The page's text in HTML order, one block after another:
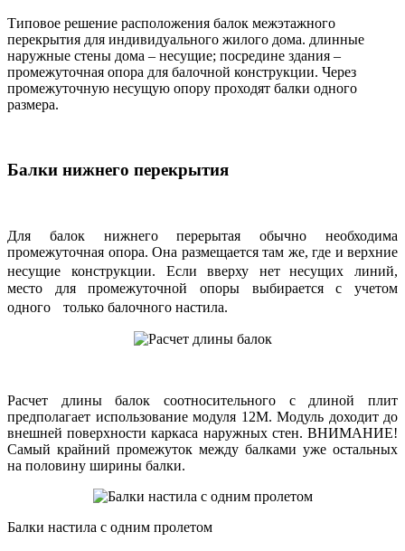
Типовое решение расположения балок межэтажного
перекрытия для индивидуального жилого дома. длинные
наружные стены дома – несущие; посредине здания –
промежуточная опора для балочной конструкции. Через
промежуточную несущую опору проходят балки одного
размера.
Балки нижнего перекрытия
Для балок нижнего перерытая обычно необходима
промежуточная опора. Она размещается там же, где и верхние
несущие конструкции. Если вверху нет несущих линий,
место для промежуточной опоры выбирается с учетом
одного только балочного настила.
Расчет длины балок соотносительного с длиной плит
предполагает использование модуля 12М. Модуль доходит до
внешней поверхности каркаса наружных стен. ВНИМАНИЕ!
Самый крайний промежуток между балками уже остальных
на половину ширины балки.
Балки настила с одним пролетом